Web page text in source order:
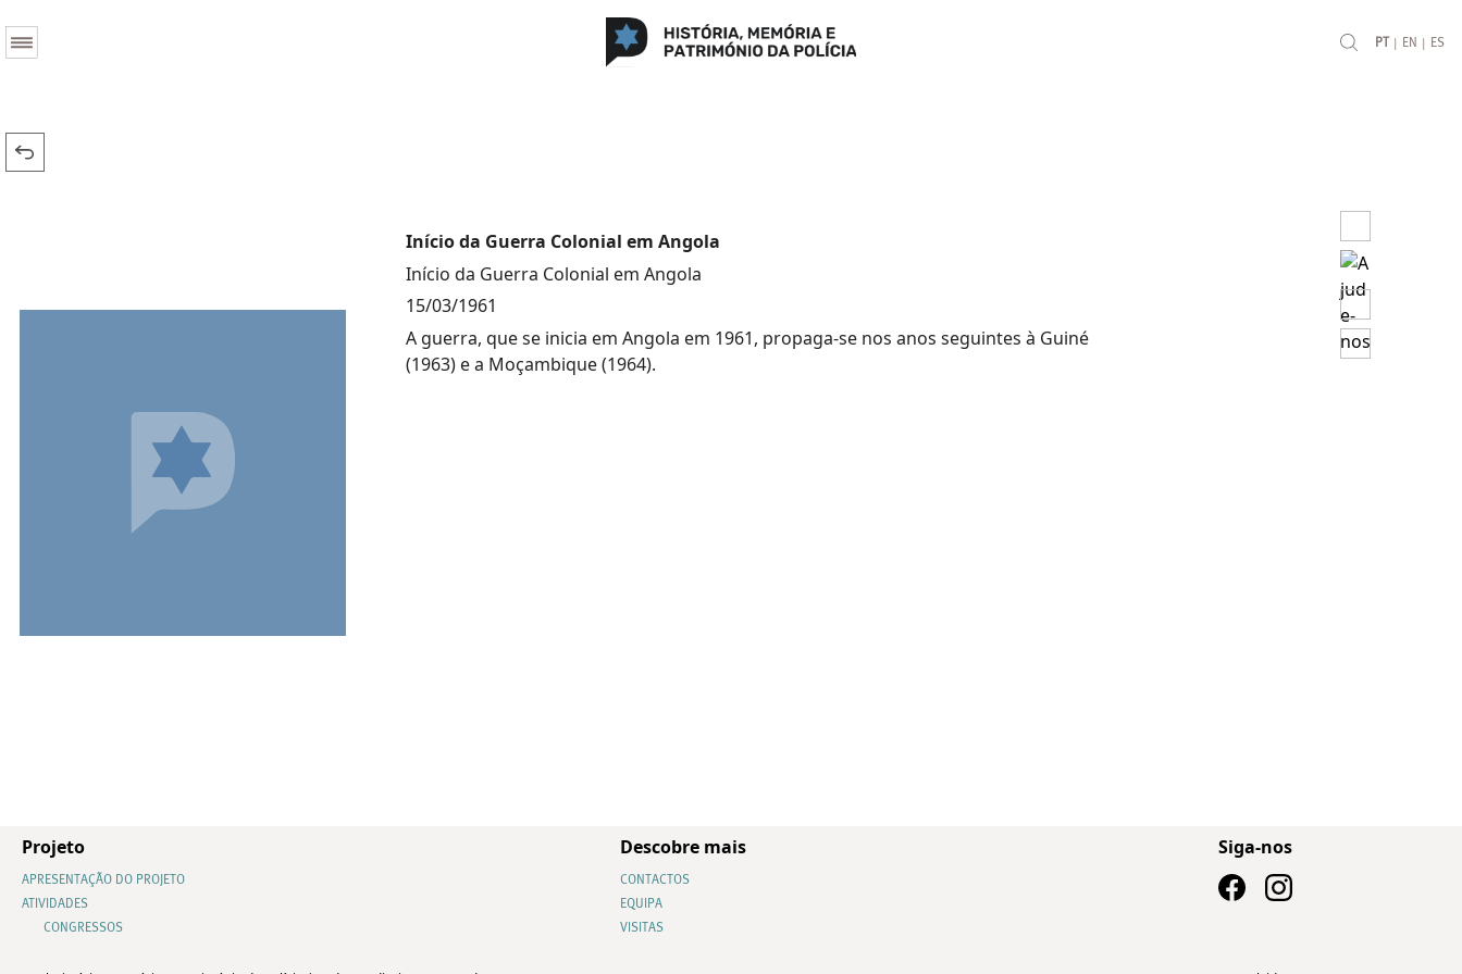
PT | EN | ES
Início da Guerra Colonial em Angola
Início da Guerra Colonial em Angola
15/03/1961
A guerra, que se inicia em Angola em 1961, propaga-se nos anos seguintes à Guiné
(1963) e a Moçambique (1964).
Projeto
APRESENTAÇÃO DO PROJETO
ATIVIDADES
CONGRESSOS
Descobre mais
CONTACTOS
EQUIPA
VISITAS
Siga-nos